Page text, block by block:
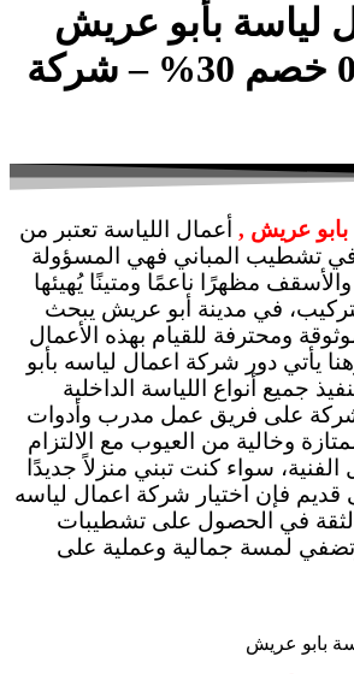
لياسة بأبو عريش
0508845868 خصم 30% – شركة
عريش , أعمال اللياسة تعتبر من
في تشطيب المباني فهي المسؤولة
مظهرًا ناعمًا ومتينًا يُهيئها
في مدينة أبو عريش يبحث
ومحترفة للقيام بهذه الأعمال
يأتي دور شركة اعمال لياسه بأبو
جميع أنواع اللياسة الداخلية
على فريق عمل مدرب وأدوات
وخالية من العيوب مع الالتزام
الفنية، سواء كنت تبني منزلاً جديدًا
قديم فإن اختيار شركة اعمال لياسه
في الحصول على تشطيبات
لمسة جمالية وعملية على
بابو عريش